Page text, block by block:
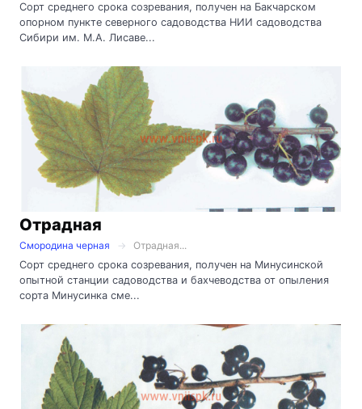
Сорт среднего срока созревания, получен на Бакчарском
опорном пункте северного садоводства НИИ садоводства
Сибири им. М.А. Лисаве...
Отрадная
Смородина черная
Отрадная...
Сорт среднего срока созревания, получен на Минусинской
опытной станции садоводства и бахчеводства от опыления
сорта Минусинка сме...